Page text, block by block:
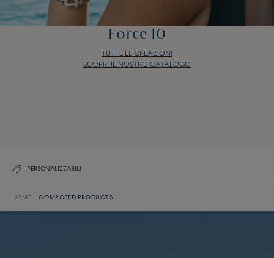
Force 10
TUTTE LE CREAZIONI
SCOPRI IL NOSTRO CATALOGO
PERSONALIZZABILI
HOME COMPOSED PRODUCTS